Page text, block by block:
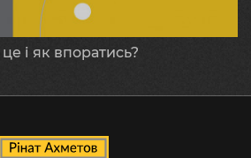
і як впоратись?